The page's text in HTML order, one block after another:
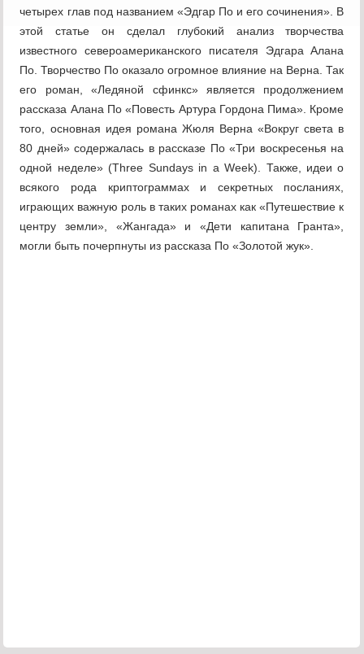
четырех глав под названием «Эдгар По и его сочинения». В
этой статье он сделал глубокий анализ творчества
известного североамериканского писателя Эдгара Алана
По. Творчество По оказало огромное влияние на Верна. Так
его роман, «Ледяной сфинкс» является продолжением
рассказа Алана По «Повесть Артура Гордона Пима». Кроме
того, основная идея романа Жюля Верна «Вокруг света в
80 дней» содержалась в рассказе По «Три воскресенья на
одной неделе» (Three Sundays in a Week). Также, идеи о
всякого рода криптограммах и секретных посланиях,
играющих важную роль в таких романах как «Путешествие к
центру земли», «Жангада» и «Дети капитана Гранта»,
могли быть почерпнуты из рассказа По «Золотой жук».